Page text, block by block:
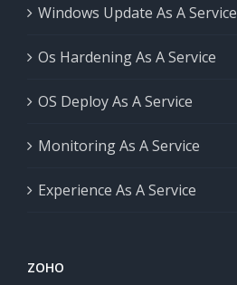
Windows Update As A Service
Os Hardening As A Service
OS Deploy As A Service
Monitoring As A Service
Experience As A Service
ZOHO